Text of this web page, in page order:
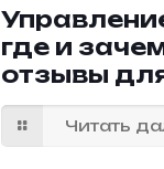
где и
отзывы
Читать